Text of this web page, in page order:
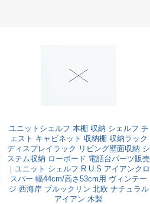
ユニットシェルフ 本棚 収納 シェルフ チ
ェスト キャビネット 収納棚 収納ラック
ディスプレイラック リビング壁面収納 シ
ステム収納 ローボード 電話台パーツ販売
｜ユニット シェルフ R.U.S アイアンクロ
スバー 幅44cm/高さ53cm用 ヴィンテー
ジ 西海岸 ブルックリン 北欧 ナチュラル
アイアン 木製